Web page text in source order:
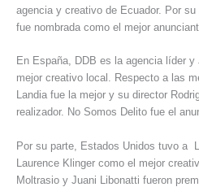
agencia y creativo de Ecuador. Por
fue nombrada como el mejor
En España, DDB es la agencia líder
mejor creativo local. Respecto a las
Landia fue la mejor y su director
realizador. No Somos Delito fue el
Por su parte, Estados Unidos tuvo a
Laurence Klinger como el mejor
Moltrasio y Juani Libonatti fueron